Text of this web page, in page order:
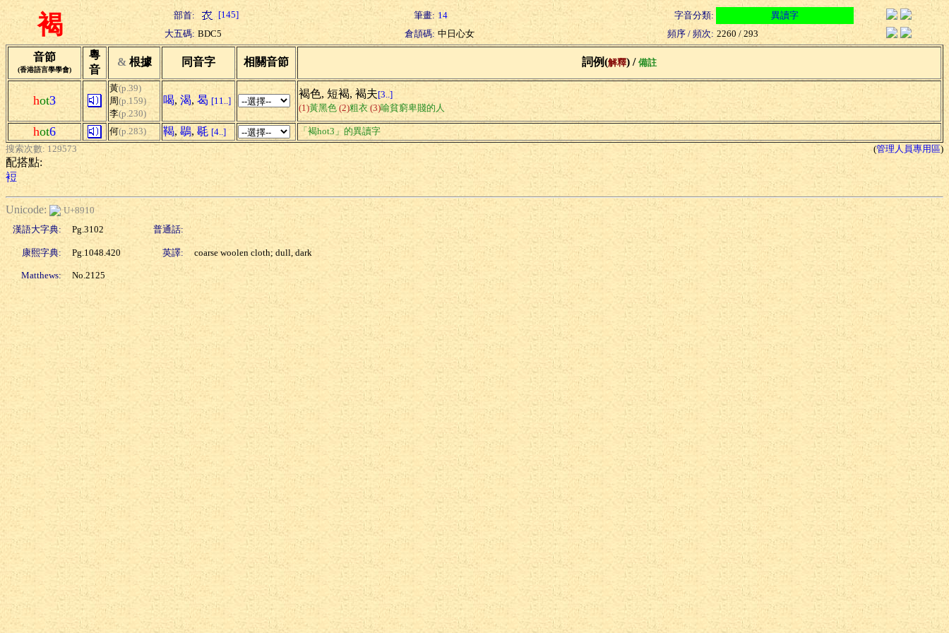
褐 部首: [145] 筆畫: 14 字音分類:
異讀字
大五碼: BDC5 倉頡碼: 中日心女 頻序 / 頻次: 2260 / 293
音節
(香港語言學學會)
粵
音
& 根據 同音字 相關音節 詞例(解釋) / 備註
hot3
黃(p.39)
周(p.159)
李(p.230)
喝, 渴, 曷 [11..]
褐色, 短褐, 褐夫[3..]
(1)黃黑色 (2)粗衣 (3)喻貧窮卑賤的人
hot6 何(p.283) 鞨, 鶡, 毼 [4..]
「褐hot3」的異讀字
搜索次數: 129573
(管理人員專用區)
配搭點:
裋
Unicode:
U+8910
漢語大字典:
Pg.3102 普通話:
康熙字典: Pg.1048.420 英譯: coarse woolen cloth; dull, dark
Matthews: No.2125